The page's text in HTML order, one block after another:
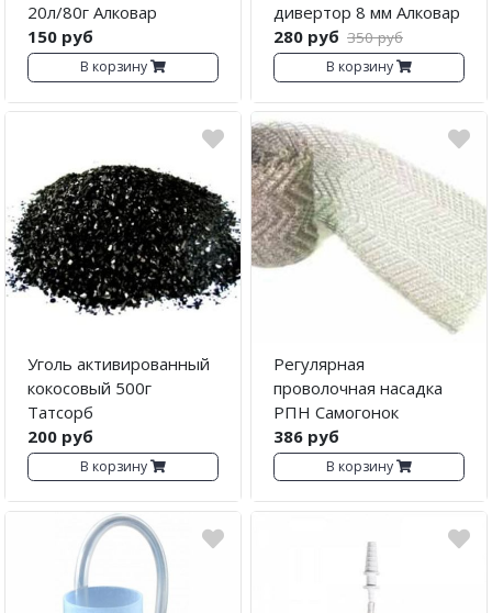
20л/80г Алковар
150 руб
В корзину
дивертор 8 мм Алковар
280 руб 350 руб
В корзину
Уголь активированный
кокосовый 500г
Татсорб
200 руб
В корзину
Регулярная
проволочная насадка
РПН Самогонок
386 руб
В корзину